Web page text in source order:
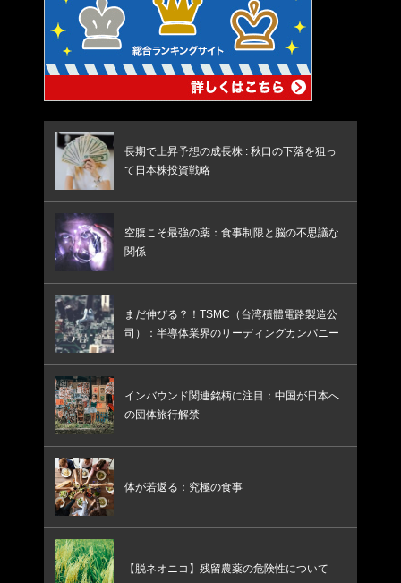
長期で上昇予想の成長株 : 秋口の下落を狙っ
て日本株投資戦略
空腹こそ最強の薬：食事制限と脳の不思議な
関係
まだ伸びる？！TSMC（台湾積體電路製造公
司）：半導体業界のリーディングカンパニー
インバウンド関連銘柄に注目：中国が日本へ
の団体旅行解禁
体が若返る：究極の食事
【脱ネオニコ】残留農薬の危険性について